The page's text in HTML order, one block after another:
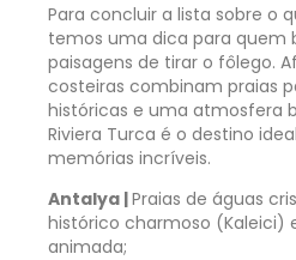
Para concluir a lista sobre o
temos uma dica para quem
paisagens de tirar o fôlego.
costeiras combinam praias
históricas e uma atmosfera
Riviera Turca é o destino
memórias incríveis.
Antalya |Praias de águas
histórico charmoso (Kaleici)
animada;